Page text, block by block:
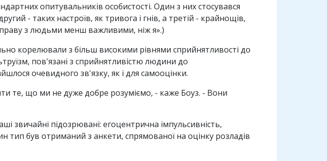
опитувальників особистості. Один з них стосувався
- таких настроїв, як тривога і гнів, а третій - крайнощів,
з людьми менш важливими, ніж я».)
корелювали з більш високими рівнями сприйнятливості до
пов'язані з сприйнятливістю людини до
очевидного зв'язку, як і для самооцінки.
те, що ми не дуже добре розуміємо, - каже Боуз. - Вони
звичайні підозрювані: егоцентрична імпульсивність,
тип був отриманий з анкети, спрямованої на оцінку розладів